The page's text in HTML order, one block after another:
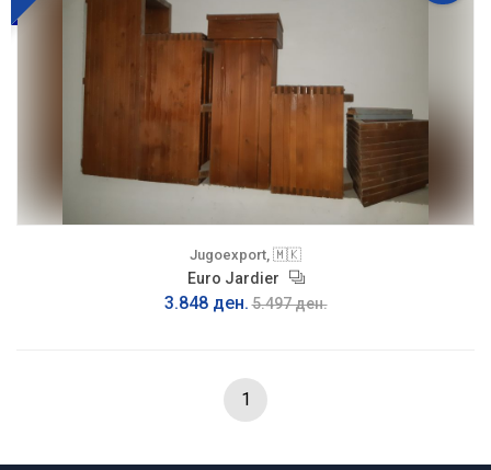
Jugoexport, 🇲🇰
Euro Jardier
3.848 ден. 5.497 ден.
1